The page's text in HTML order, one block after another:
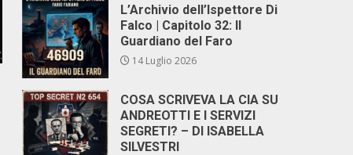
L’Archivio dell’Ispettore Di
Falco | Capitolo 32: Il
Guardiano del Faro
14 Luglio 2026
COSA SCRIVEVA LA CIA SU
ANDREOTTI E I SERVIZI
SEGRETI? – DI ISABELLA
SILVESTRI